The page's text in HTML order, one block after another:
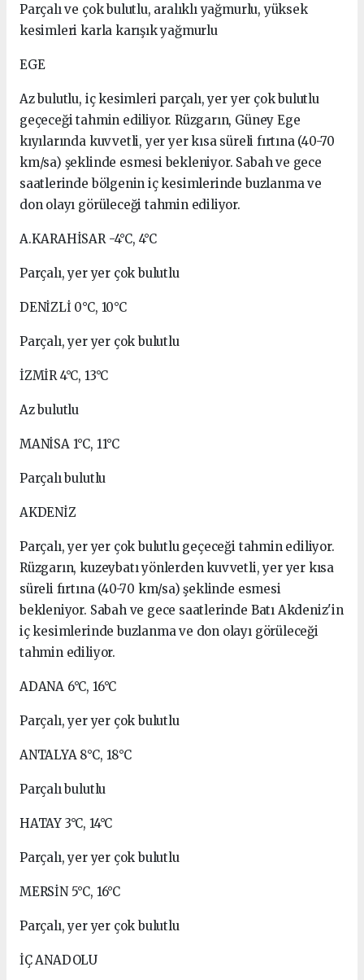
Parçalı ve çok bulutlu, aralıklı yağmurlu, yüksek
kesimleri karla karışık yağmurlu
EGE
Az bulutlu, iç kesimleri parçalı, yer yer çok bulutlu
geçeceği tahmin ediliyor. Rüzgarın, Güney Ege
kıyılarında kuvvetli, yer yer kısa süreli fırtına (40-70
km/sa) şeklinde esmesi bekleniyor. Sabah ve gece
saatlerinde bölgenin iç kesimlerinde buzlanma ve
don olayı görüleceği tahmin ediliyor.
A.KARAHİSAR -4°C, 4°C
Parçalı, yer yer çok bulutlu
DENİZLİ 0°C, 10°C
Parçalı, yer yer çok bulutlu
İZMİR 4°C, 13°C
Az bulutlu
MANİSA 1°C, 11°C
Parçalı bulutlu
AKDENİZ
Parçalı, yer yer çok bulutlu geçeceği tahmin ediliyor.
Rüzgarın, kuzeybatı yönlerden kuvvetli, yer yer kısa
süreli fırtına (40-70 km/sa) şeklinde esmesi
bekleniyor. Sabah ve gece saatlerinde Batı Akdeniz'in
iç kesimlerinde buzlanma ve don olayı görüleceği
tahmin ediliyor.
ADANA 6°C, 16°C
Parçalı, yer yer çok bulutlu
ANTALYA 8°C, 18°C
Parçalı bulutlu
HATAY 3°C, 14°C
Parçalı, yer yer çok bulutlu
MERSİN 5°C, 16°C
Parçalı, yer yer çok bulutlu
İÇ ANADOLU